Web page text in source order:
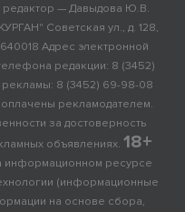
редактор — Давыдова Ю.В.
Советская ул., д. 128,
Адрес электронной
редакции: 8 (3452)
8 (3452) 69-98-08
рекламодателем.
за достоверность
объявлениях. 18+
информационном ресурсе
(информационные
на основе сбора,